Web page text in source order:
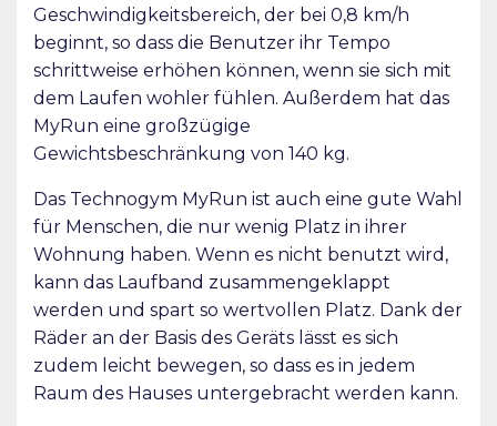
Geschwindigkeitsbereich, der bei 0,8 km/h
beginnt, so dass die Benutzer ihr Tempo
schrittweise erhöhen können, wenn sie sich mit
dem Laufen wohler fühlen. Außerdem hat das
MyRun eine großzügige
Gewichtsbeschränkung von 140 kg.
Das Technogym MyRun ist auch eine gute Wahl
für Menschen, die nur wenig Platz in ihrer
Wohnung haben. Wenn es nicht benutzt wird,
kann das Laufband zusammengeklappt
werden und spart so wertvollen Platz. Dank der
Räder an der Basis des Geräts lässt es sich
zudem leicht bewegen, so dass es in jedem
Raum des Hauses untergebracht werden kann.